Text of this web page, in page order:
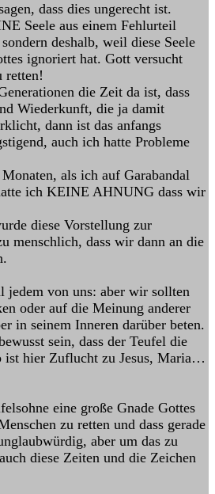
dass dies ungerecht ist.
Seele aus einem Fehlurteil
deshalb, weil diese Seele
ignoriert hat. Gott versucht
retten!
die Zeit da ist, dass
Wiederkunft, die ja damit
dann ist das anfangs
auch ich hatte Probleme
als ich auf Garabandal
ich KEINE AHNUNG dass wir
diese Vorstellung zur
menschlich, dass wir dann an die
jedem von uns: aber wir sollten
oder auf die Meinung anderer
in seinem Inneren darüber beten.
sein, dass der Teufel die
ist hier Zuflucht zu Jesus, Maria…
eine große Gnade Gottes
zu retten und dass gerade
aber um das zu
diese Zeiten und die Zeichen